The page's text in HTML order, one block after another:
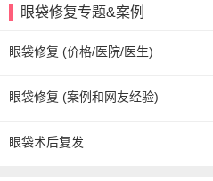
眼袋修复专题&案例
眼袋修复 (价格/医院/医生)
眼袋修复 (案例和网友经验)
眼袋术后复发